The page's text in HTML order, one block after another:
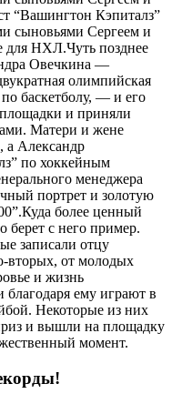
“Вашингтон Кэпиталз”
сыновьями Сергеем и
для НХЛ.Чуть позднее
Овечкина —
олимпийская
баскетболу, — и его
и приняли
Матери и жене
а Александр
по хоккейным
менеджера
портрет и золотую
более ценный
берет с него пример.
записали отцу
вторых, от молодых
и жизнь
ему играют в
Некоторые из них
и вышли на площадку
момент.